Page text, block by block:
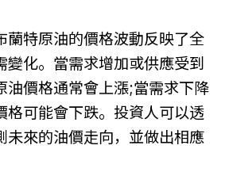
蘭特原油的價格波動反映了全
變化。當需求增加或供應受到
油價格通常會上漲;當需求下降
格可能會下跌。投資人可以透
未來的油價走向，並做出相應